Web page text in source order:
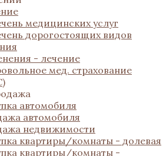
медицинских услуг
дорогостоящих видов
- лечение
мед. страхование
автомобиля
автомобиля
недвижимости
квартиры/комнаты - долевая
квартиры/комнаты -